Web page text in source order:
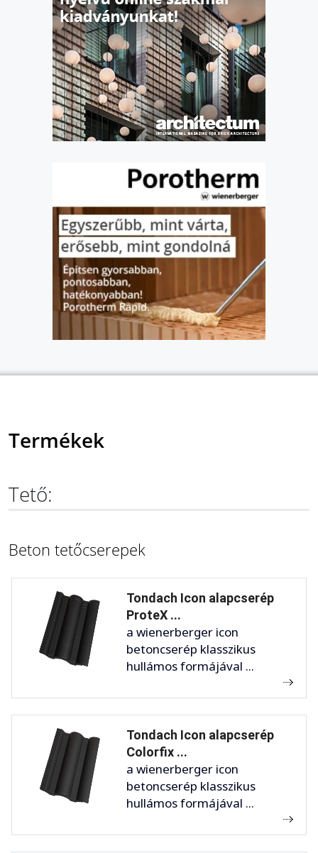
Termékek
Tető:
Beton tetőcserepek
Tondach Icon alapcserép
ProteX ...
a wienerberger icon
betoncserép klasszikus
hullámos formájával ...
Tondach Icon alapcserép
Colorfix ...
a wienerberger icon
betoncserép klasszikus
hullámos formájával ...